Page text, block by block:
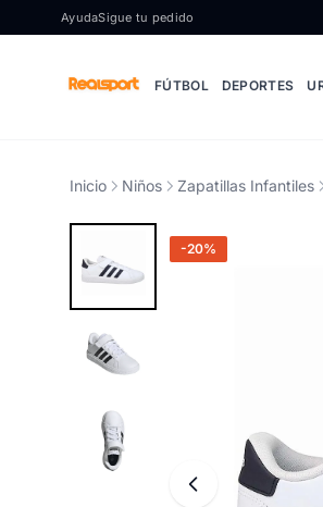
Ir al contenido
AyudaSigue tu pedido
FÚTBOL DEPORTES
Inicio Niños Zapatillas Infantiles
-20%